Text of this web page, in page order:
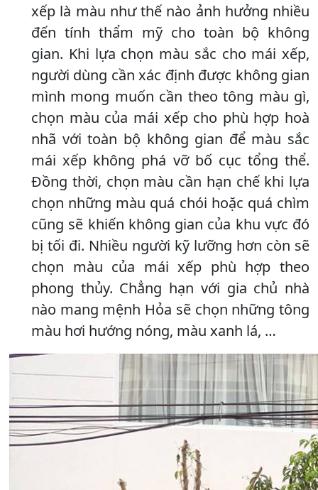
xếp là màu như thế nào ảnh hưởng nhiều
đến tính thẩm mỹ cho toàn bộ không
gian. Khi lựa chọn màu sắc cho mái xếp,
người dùng cần xác định được không gian
mình mong muốn cần theo tông màu gì,
chọn màu của mái xếp cho phù hợp hoà
nhã với toàn bộ không gian để màu sắc
mái xếp không phá vỡ bố cục tổng thể.
Đồng thời, chọn màu cần hạn chế khi lựa
chọn những màu quá chói hoặc quá chìm
cũng sẽ khiến không gian của khu vực đó
bị tối đi. Nhiều người kỹ lưỡng hơn còn sẽ
chọn màu của mái xếp phù hợp theo
phong thủy. Chẳng hạn với gia chủ nhà
nào mang mệnh Hỏa sẽ chọn những tông
màu hơi hướng nóng, màu xanh lá, …